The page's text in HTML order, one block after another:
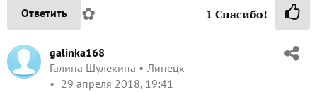
Ответить ✿ 1 Спасибо!
galinka168
Галина Шулекина
Липецк
29 апреля 2018, 19:41